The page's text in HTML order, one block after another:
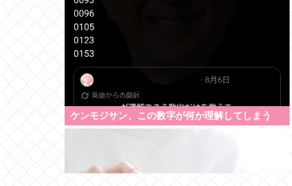
ケンモジサン、この数字が何か理解してしまう